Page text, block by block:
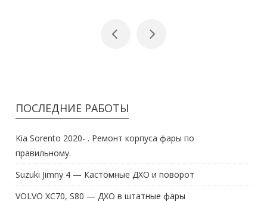
ПОСЛЕДНИЕ РАБОТЫ
Kia Sorento 2020- . Ремонт корпуса фары по
правильному.
Suzuki Jimny 4 — Кастомные ДХО и поворот
VOLVO XC70, S80 — ДХО в штатные фары